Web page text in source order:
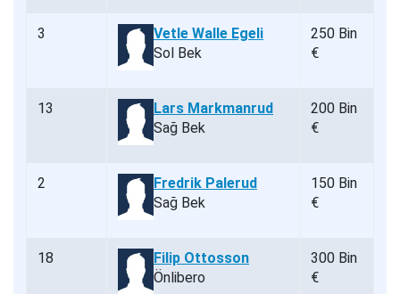
3
Vetle Walle Egeli
Sol Bek
250 Bin
€
13
Lars Markmanrud
Sağ Bek
200 Bin
€
2
Fredrik Palerud
Sağ Bek
150 Bin
€
18
Filip Ottosson
Önlibero
300 Bin
€